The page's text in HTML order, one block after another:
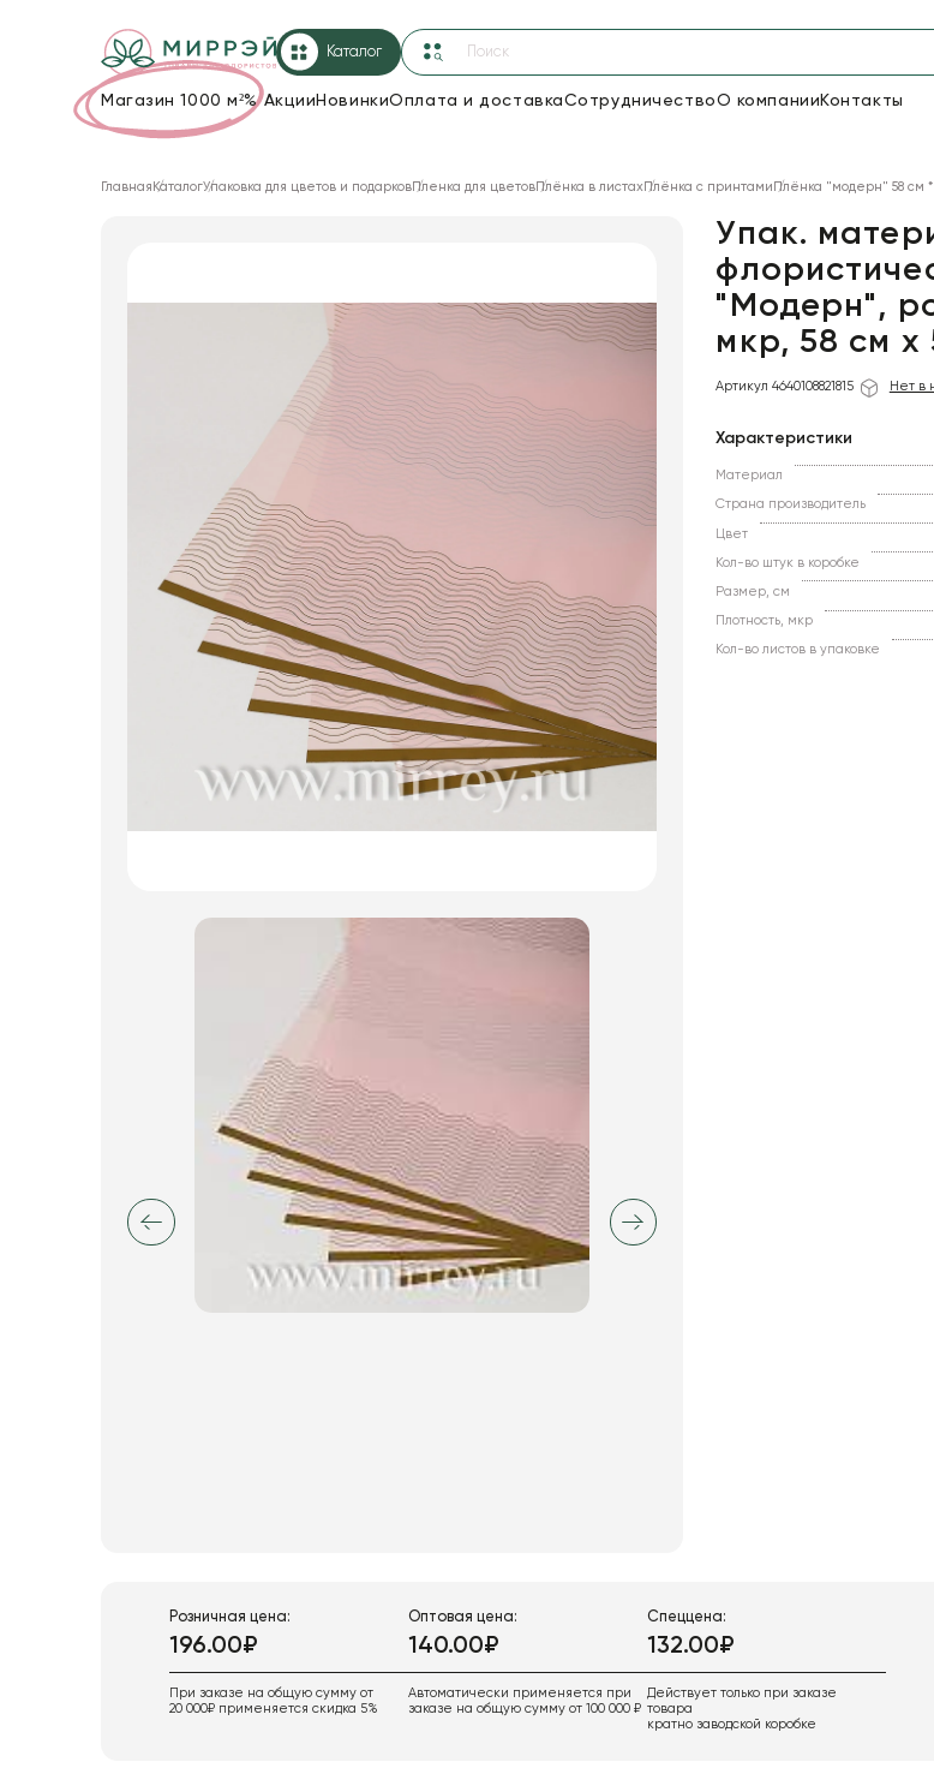
Каталог
Магазин 1000 м²%Акции НовинкиОплата и доставкаСотрудничествоО компании Контакты
18
Коробки для цветов
Пакеты для цветов и подарков
Искусственные цветы и растения
Декоративные вазы, кашпо
Изделия из металла
Главная КаталогУпаковка для цветов и подарковПленка для цветовПлёнка в листахПлёнка с принтами Плёнка "модерн" 58 см *
Упак.
"Модерн",
мкр, 58 см х
Артикул 4640108821815 Нет в
Характеристики
Материал
Страна производитель
Цвет
Кол-во штук в коробке
Размер, см
Плотность, мкр
Кол-во листов в упаковке
Розничная цена:
196.00₽
При заказе на общую сумму от
20 000₽ применяется скидка 5%
Оптовая цена:
140.00₽
Автоматически применяется при
заказе на общую сумму от 100 000 ₽
Спеццена:
132.00₽
Действует только при заказе
товара
кратно заводской коробке